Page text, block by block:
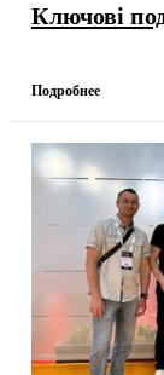
Ключові
Подробнее